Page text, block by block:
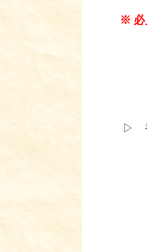
※ 必
▷